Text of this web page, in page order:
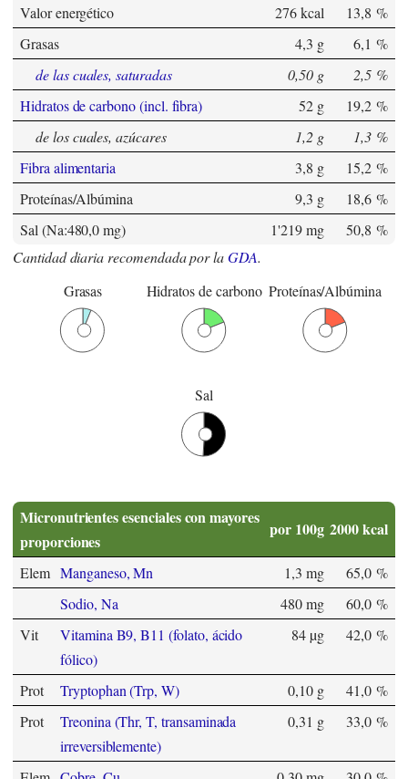
Valor energético 276 kcal
13,8 %
Grasas
4,3 g
6,1 %
de las cuales, saturadas
0,50 g
2,5 %
Hidratos de carbono (incl. fibra)
52 g
19,2 %
de los cuales, azúcares
1,2 g
1,3 %
Fibra alimentaria
3,8 g
15,2 %
Proteínas/Albúmina
9,3 g
18,6 %
Sal (Na:480,0 mg)
1'219 mg
50,8 %
Cantidad diaria recomendada por laGDA.
Grasas
Hidratos de carbono Proteínas/Albúmina
Sal
Micronutrientes esenciales con mayores
proporciones
por 100g 2000 kcal
Elem Manganeso, Mn 1,3 mg
65,0 %
Sodio, Na
480 mg
60,0 %
Vit
Vitamina B9, B11 (folato, ácido
fólico)
84 µg 42,0 %
Prot Tryptophan (Trp, W) 0,10 g
41,0 %
Prot
Treonina (Thr, T, transaminada
irreversiblemente)
0,31 g 33,0 %